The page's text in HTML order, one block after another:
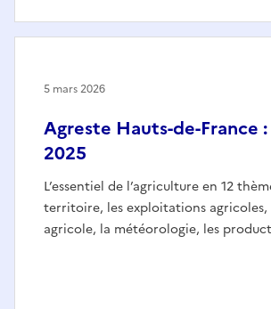
Agreste Hauts-de-France
2025
L’essentiel de l’agriculture en 12
territoire, les exploitations agricoles,
agricole, la météorologie, les
5 mars 2026